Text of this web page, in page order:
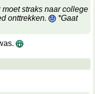
straks naar college
onttrekken.
*Gaat